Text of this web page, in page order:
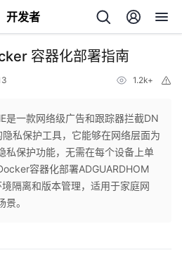
开发者
容器化部署指南
1.2k+
是一款网络级广告和跟踪器拦截DN
私保护工具，它能够在网络层面为
私保护功能，无需在每个设备上单
容器化部署ADGUARDHOM
隔离和版本管理，适用于家庭网
。